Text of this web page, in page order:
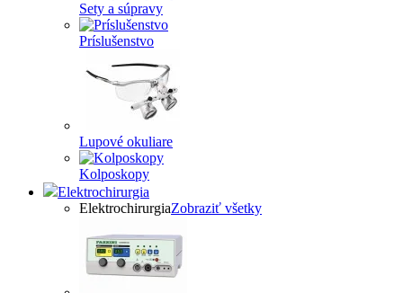
Sety a súpravy
Príslušenstvo
Lupové okuliare
Kolposkopy
Elektrochirurgia
ElektrochirurgiaZobraziť všetky